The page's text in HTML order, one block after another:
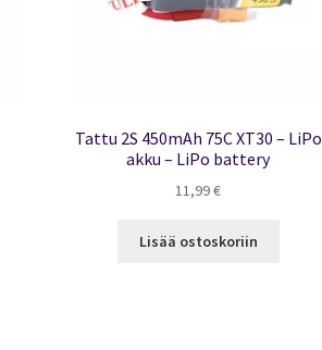
Tattu 2S 450mAh 75C XT30 – LiPo
akku – LiPo battery
11,99€
Lisää ostoskoriin